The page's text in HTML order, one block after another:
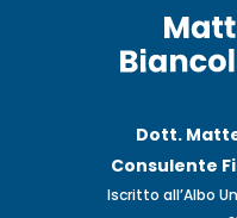
Dott.
Consulente
Iscritto all’Albo